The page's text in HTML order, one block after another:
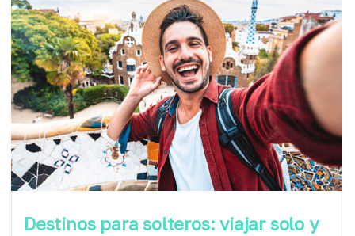
Destinos para solteros: viajar solo y